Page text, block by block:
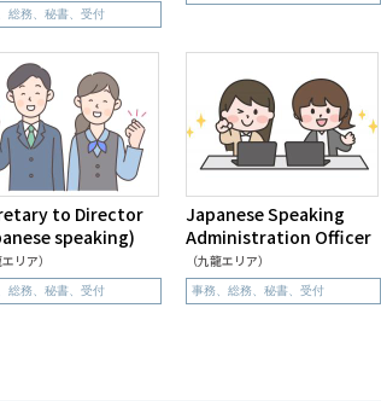
総務、秘書、受付
to Director
speaking)
エリア）
総務、秘書、受付
Japanese Speaking
Administration Officer
（九龍エリア）
事務、総務、秘書、受付